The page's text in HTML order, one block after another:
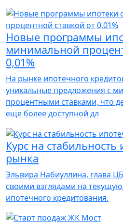
Новые программы
минимальной
0,01%
На рынке ипотечного
уникальные предложения с
процентными ставками, что
еще более доступной дл
Курс на стабильность
рынка
Эльвира Набиуллина, глава
своими взглядами на
ипотечного кредитования.